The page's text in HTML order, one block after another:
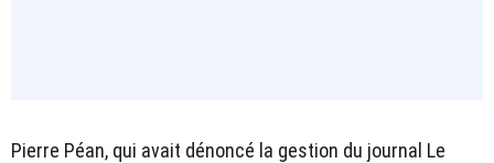
Pierre Péan, qui avait dénoncé la gestion du journal Le